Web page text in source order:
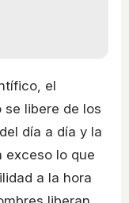
el
libere de los
día a día y la
exceso lo que
a la hora